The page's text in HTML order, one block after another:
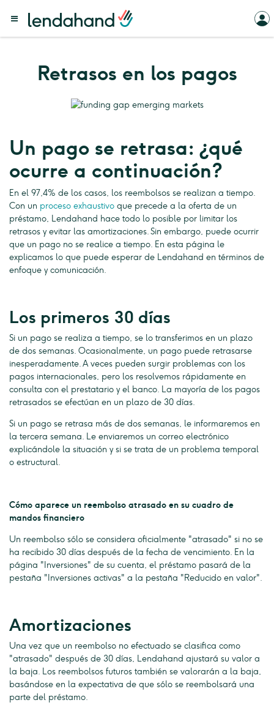
Retrasos en los pagos
Un pago se retrasa: ¿qué
ocurre a continuación?
En el 97,4% de los casos, los reembolsos se realizan a tiempo.
Con un proceso exhaustivo que precede a la oferta de un
préstamo, Lendahand hace todo lo posible por limitar los
retrasos y evitar las amortizaciones. Sin embargo, puede ocurrir
que un pago no se realice a tiempo. En esta página le
explicamos lo que puede esperar de Lendahand en términos de
enfoque y comunicación.
Los primeros 30 días
Si un pago se realiza a tiempo, se lo transferimos en un plazo
de dos semanas. Ocasionalmente, un pago puede retrasarse
inesperadamente. A veces pueden surgir problemas con los
pagos internacionales, pero los resolvemos rápidamente en
consulta con el prestatario y el banco. La mayoría de los pagos
retrasados se efectúan en un plazo de 30 días.
Si un pago se retrasa más de dos semanas, le informaremos en
la tercera semana. Le enviaremos un correo electrónico
explicándole la situación y si se trata de un problema temporal
o estructural.
Cómo aparece un reembolso atrasado en su cuadro de
mandos financiero
Un reembolso sólo se considera oficialmente "atrasado" si no se
ha recibido 30 días después de la fecha de vencimiento. En la
página "Inversiones" de su cuenta, el préstamo pasará de la
pestaña "Inversiones activas" a la pestaña "Reducido en valor".
Amortizaciones
Una vez que un reembolso no efectuado se clasifica como
"atrasado" después de 30 días, Lendahand ajustará su valor a
la baja. Los reembolsos futuros también se valorarán a la baja,
basándose en la expectativa de que sólo se reembolsará una
parte del préstamo.